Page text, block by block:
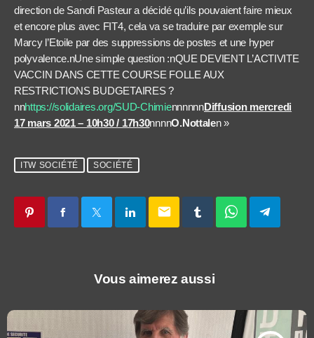
direction de Sanofi Pasteur a décidé qu’ils pouvaient faire mieux
et encore plus avec FIT4, cela va se traduire par exemple sur
Marcy l’Etoile par des suppressions de postes et une hyper
polyvalence.nUne simple question :nQUE DEVIENT L’ACTIVITE
VACCIN DANS CETTE COURSE FOLLE AUX
RESTRICTIONS BUDGETAIRES ?
nnhttps://solidaires.org/SUD-ChimiennnnnnDiffusion mercredi
17 mars 2021 – 10h30 / 17h30nnnnO.Nottalen »
ITW SOCIÉTÉ SOCIÉTÉ
email
Vous aimerez aussi